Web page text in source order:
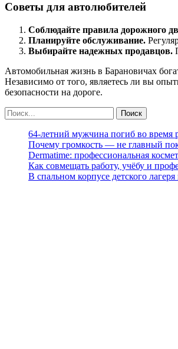
Советы для автолюбителей
Соблюдайте правила дорожного
Планируйте обслуживание.
Выбирайте надежных продавцов.
Автомобильная жизнь в Барановичах
Независимо от того, являетесь ли вы
безопасности на дороге.
64-летний мужчина погиб во время
Почему громкость — не главный
Dermatime: профессиональная
Как совмещать работу, учёбу и
В спальном корпусе детского